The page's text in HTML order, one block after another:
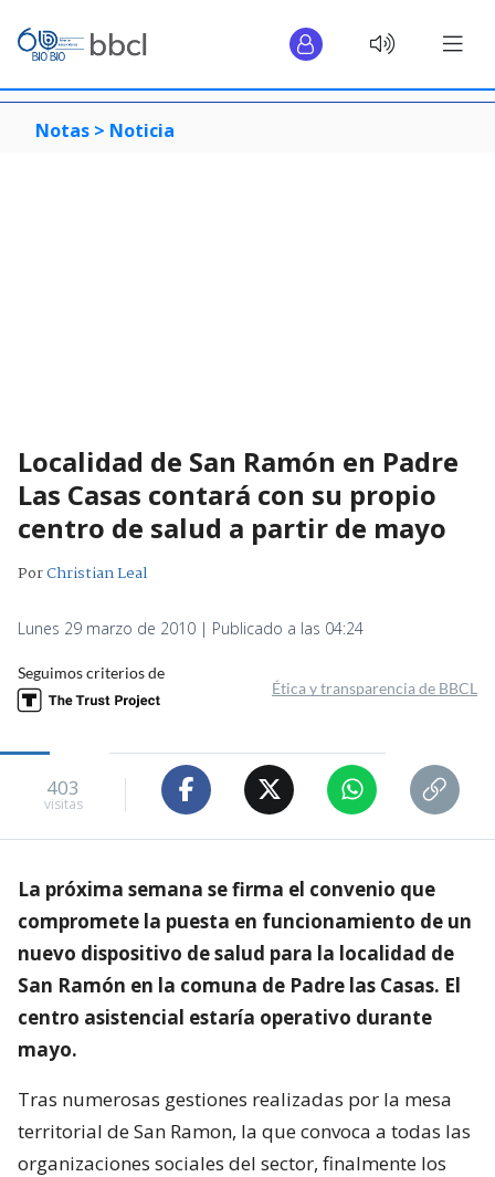
Notas > Noticia
Localidad de San Ramón en Padre
Las Casas contará con su propio
centro de salud a partir de mayo
PorChristian Leal
Lunes 29 marzo de 2010 | Publicado a las 04:24
Seguimos criterios de
Ética y transparencia de BBCL
403
visitas
La próxima semana se firma el convenio que
compromete la puesta en funcionamiento de un
nuevo dispositivo de salud para la localidad de
San Ramón en la comuna de Padre las Casas. El
centro asistencial estaría operativo durante
mayo.
Tras numerosas gestiones realizadas por la mesa
territorial de San Ramon, la que convoca a todas las
organizaciones sociales del sector, finalmente los